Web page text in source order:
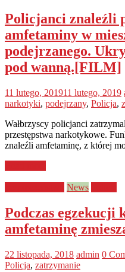
Policjanci znaleźli
amfetaminy w
podejrzanego.
pod wanną.[FILM]
11 lutego, 201911 lutego, 2019
narkotyki, podejrzany, Policja,
Wałbrzyscy policjanci
przestępstwa narkotykowe.
znaleźli amfetaminę, z której
News
Podczas egzekucji
amfetaminę
22 listopada, 2018 admin 0
Policja, zatrzymanie